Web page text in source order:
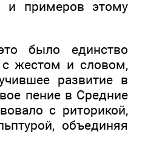
и примеров этому
было единство
жестом и словом,
развитие в
пение в Средние
с риторикой,
объединяя